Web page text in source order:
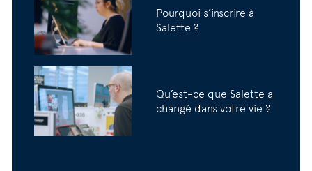
Pourquoi s’inscrire à
Salette ?
Qu’est-ce que Salette a
changé dans votre vie ?